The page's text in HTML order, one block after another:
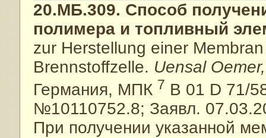
20.МБ.309. Способ
полимера и топливный
zur Herstellung einer
Brennstoffzelle. Uensal
Германия, МПК 7 B 01 D 71/
№10110752.8; Заявл.
При получении указанной